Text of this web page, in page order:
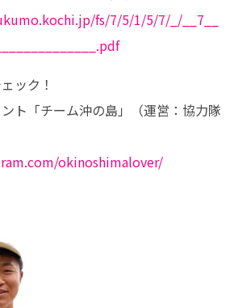
fs/7/5/1/5/7/_/__7__
ック！
ト「チーム沖の島」（運営：協力隊
okinoshimalover/